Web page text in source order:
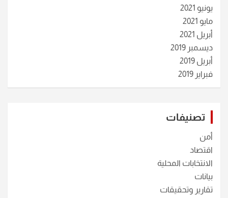
يونيو 2021
مايو 2021
أبريل 2021
ديسمبر 2019
أبريل 2019
فبراير 2019
تصنيفات
أمن
اقتصاد
الانتخابات المحلية
بيانات
تقارير وتحقيقات